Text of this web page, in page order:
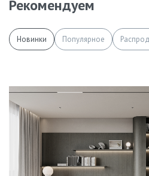
Рекомендуем
Новинки Популярное